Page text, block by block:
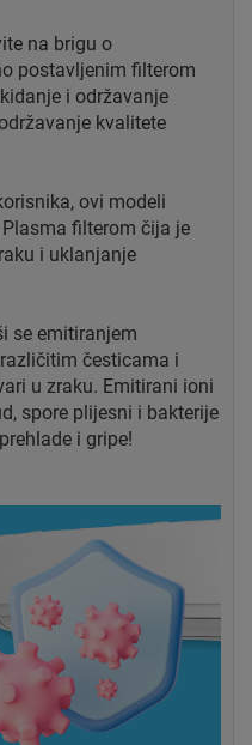
na brigu o
postavljenim filterom
i održavanje
kvalitete
ovi modeli
filterom čija je
i uklanjanje
se emitiranjem
česticama i
u zraku. Emitirani ioni
spore plijesni i bakterije
i gripe!